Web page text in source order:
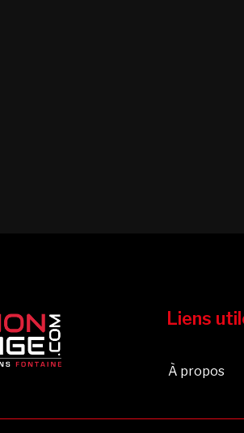
Liens
À propos